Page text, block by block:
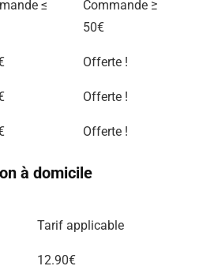
≤
Commande ≥
50€
Offerte !
Offerte !
Offerte !
à domicile
Tarif applicable
12.90€